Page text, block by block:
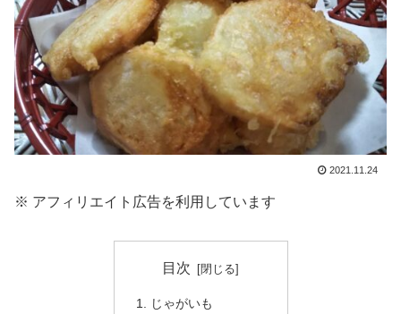
2021.11.24
※ アフィリエイト広告を利用しています
目次
じゃがいも